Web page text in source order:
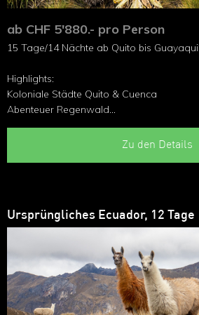
ab CHF 5'880.- pro Person
15 Tage/14 Nächte ab Quito bis Guayaquil
Highlights:
Koloniale Städte Quito & Cuenca
Abenteuer Regenwald
Riesige, schneebedeckte Vulkane
Farbenfrohes MarkttreibenZu den Details
Ursprüngliches Ecuador, 12 Tage